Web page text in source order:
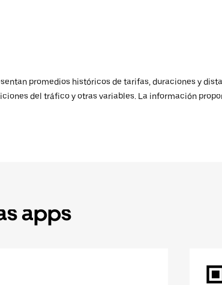
promedios históricos de tarifas, duraciones y
del tráfico y otras variables. La información
apps